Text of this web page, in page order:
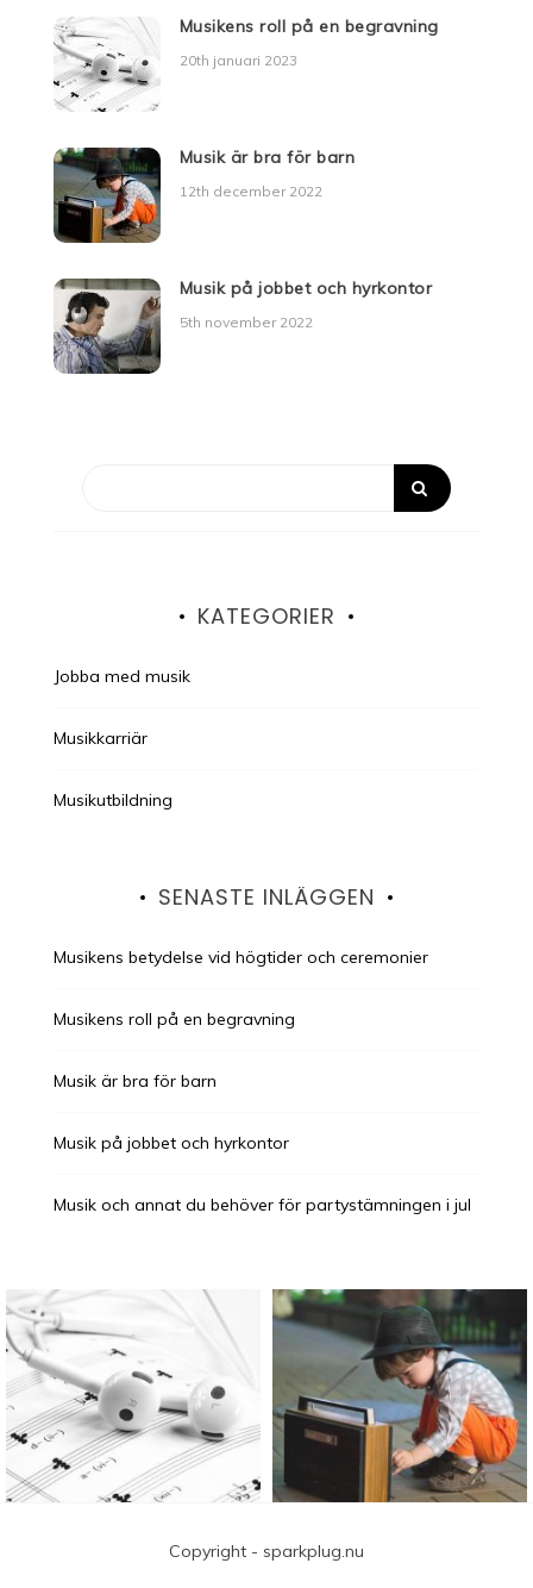
Musikens roll på en begravning
20th januari 2023
Musik är bra för barn
12th december 2022
Musik på jobbet och hyrkontor
5th november 2022
KATEGORIER
Jobba med musik
Musikkarriär
Musikutbildning
SENASTE INLÄGGEN
Musikens betydelse vid högtider och ceremonier
Musikens roll på en begravning
Musik är bra för barn
Musik på jobbet och hyrkontor
Musik och annat du behöver för partystämningen i jul